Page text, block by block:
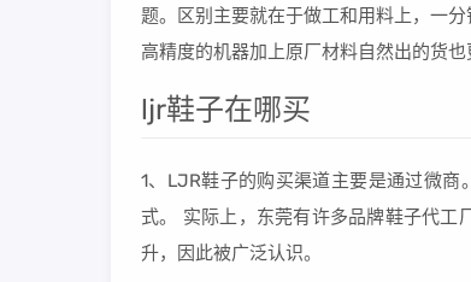
题。区别主要就在于做工和用料上，一
高精度的机器加上原厂材料自然出的货也
ljr鞋子在哪买
1、LJR鞋子的购买渠道主要是通过微
式。 实际上，东莞有许多品牌鞋子代工
升，因此被广泛认识。